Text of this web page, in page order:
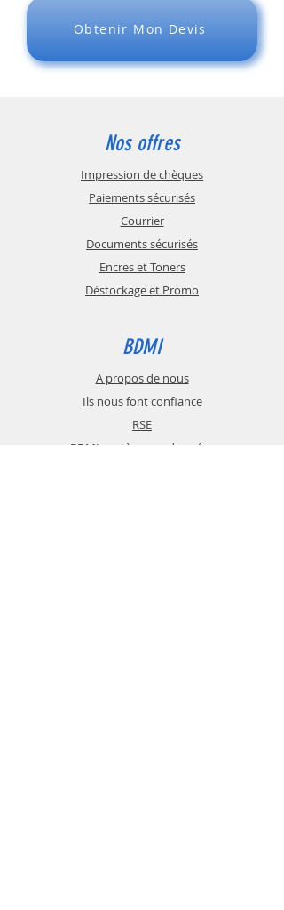
Capacité de chargement : 10 000 pièces
Obtenir Mon Devis
Nos offres
Impression de chèques
Paiements sécurisés
Courrier
Documents sécurisés
Encres et Toners
Déstockage et Promo
BDMI
A propos de nous
Ils nous font confiance
RSE
BDMI protège vos données